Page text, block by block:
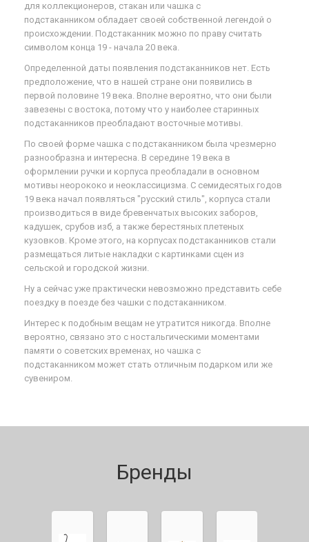
для коллекционеров, стакан или чашка с
подстаканником обладает своей собственной легендой о
происхождении. Подстаканник можно по праву считать
символом конца 19 - начала 20 века.
Определенной даты появления подстаканников нет. Есть
предположение, что в нашей стране они появились в
первой половине 19 века. Вполне вероятно, что они были
завезены с востока, потому что у наиболее старинных
подстаканников преобладают восточные мотивы.
По своей форме чашка с подстаканником была чрезмерно
разнообразна и интересна. В середине 19 века в
оформлении ручки и корпуса преобладали в основном
мотивы неорококо и неоклассицизма. С семидесятых годов
19 века начал появляться "русский стиль", корпуса стали
производиться в виде бревенчатых высоких заборов,
кадушек, срубов изб, а также берестяных плетеных
кузовков. Кроме этого, на корпусах подстаканников стали
размещаться литые накладки с картинками сцен из
сельской и городской жизни.
Ну а сейчас уже практически невозможно представить себе
поездку в поезде без чашки с подстаканником.
Интерес к подобным вещам не утратится никогда. Вполне
вероятно, связано это с ностальгическими моментами
памяти о советских временах, но чашка с
подстаканником может стать отличным подарком или же
сувениром.
Бренды